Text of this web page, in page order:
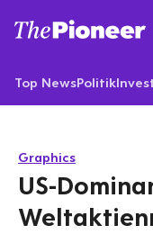
Top NewsPolitik
Graphics
US-